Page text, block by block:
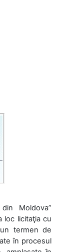
Moldova”
loc licitaţia cu
termen de
în procesul